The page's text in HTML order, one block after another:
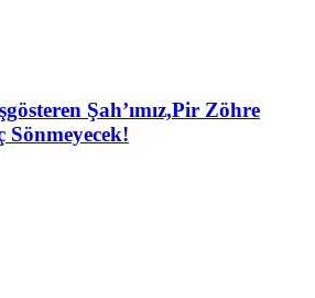
Şah’ımız,Pir Zöhre
Sönmeyecek!